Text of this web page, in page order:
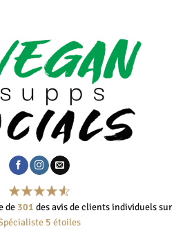
de 301 des avis de clients individuels sur
5 étoiles